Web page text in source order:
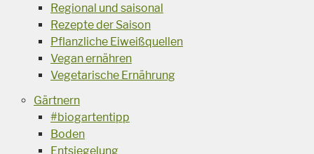
Regional und saisonal
Rezepte der Saison
Pflanzliche Eiweißquellen
Vegan ernähren
Vegetarische Ernährung
Gärtnern
#biogartentipp
Boden
Entsiegelung